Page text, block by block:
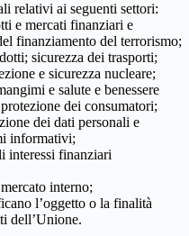
relativi ai seguenti settori:
e mercati finanziari e
finanziamento del terrorismo;
sicurezza dei trasporti;
e sicurezza nucleare;
e salute e benessere
dei consumatori;
dei dati personali e
informativi;
interessi finanziari
interno;
l’oggetto o la finalità
dell’Unione.